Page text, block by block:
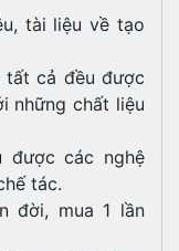
tài liệu về tạo
tất cả đều được
những chất liệu
được các nghệ
tác.
đời, mua 1 lần